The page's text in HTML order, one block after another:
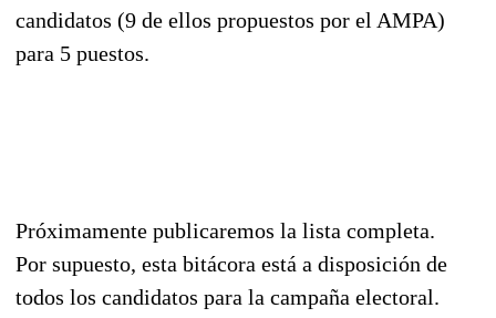
candidatos (9 de ellos propuestos por el AMPA)
para 5 puestos.
Próximamente publicaremos la lista completa.
Por supuesto, esta bitácora está a disposición de
todos los candidatos para la campaña electoral.